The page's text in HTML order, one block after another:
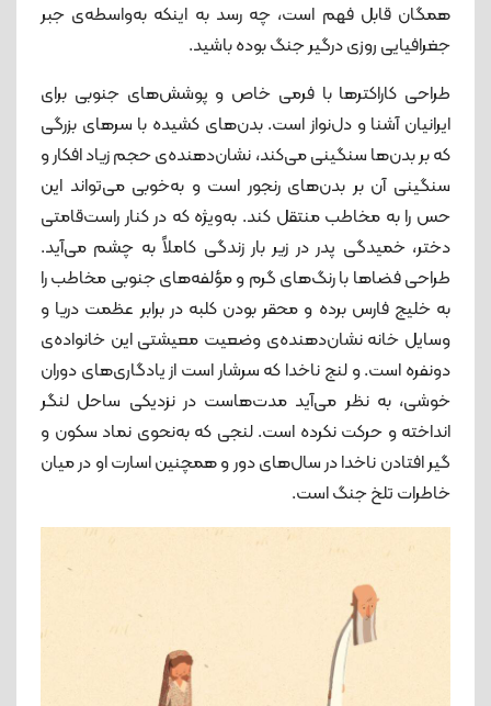
همگان قابل فهم است، چه رسد به اینکه به‌واسطه‌ی جبر
جغرافیایی روزی درگیر جنگ بوده باشید.
طراحی کاراکترها با فرمی خاص و پوشش‌های جنوبی برای
ایرانیان آشنا و دل‌نواز است. بدن‌های کشیده با سرهای بزرگی
که بر بدن‌ها سنگینی می‌کند، نشان‌دهنده‌ی حجم زیاد افکار و
سنگینی آن بر بدن‌های رنجور است و به‌خوبی می‌تواند این
حس را به مخاطب منتقل کند. به‌ویژه که در کنار راست‌قامتی
دختر، خمیدگی پدر در زیر بار زندگی کاملاً به چشم می‌آید.
طراحی فضاها با رنگ‌های گرم و مؤلفه‌های جنوبی مخاطب را
به خلیج فارس برده و محقر بودن کلبه در برابر عظمت دریا و
وسایل خانه نشان‌دهنده‌ی وضعیت معیشتی این خانواده‌ی
دونفره است. و لنج ناخدا که سرشار است از یادگاری‌های دوران
خوشی، به نظر می‌آید مدت‌هاست در نزدیکی ساحل لنگر
انداخته و حرکت نکرده است. لنجی که به‌نحوی نماد سکون و
گیر افتادن ناخدا در سال‌های دور و همچنین اسارت او در میان
خاطرات تلخ جنگ است.